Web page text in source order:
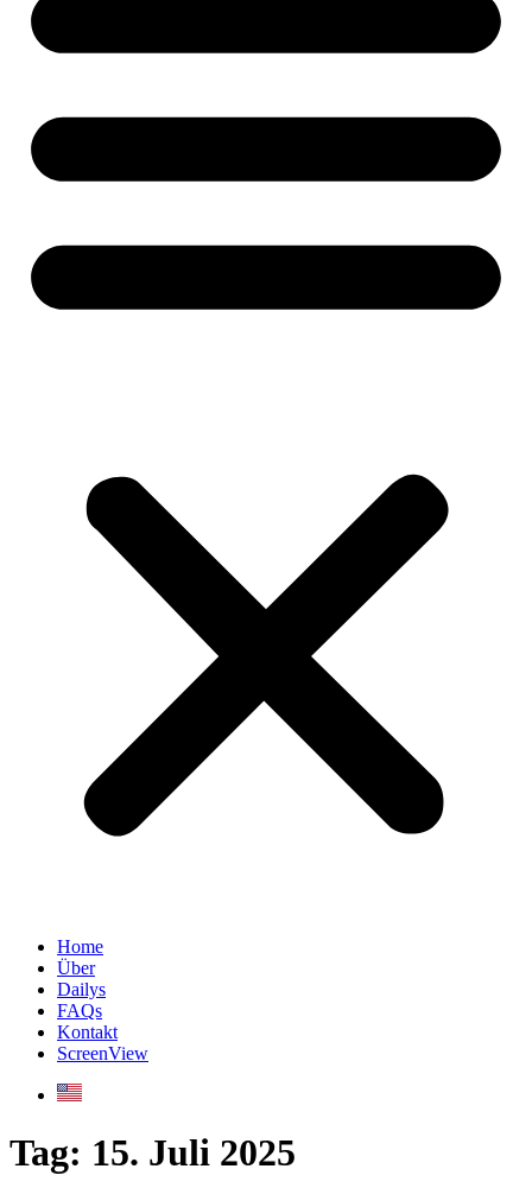
Home
Über
Dailys
FAQs
Kontakt
ScreenView
Tag: 15. Juli 2025